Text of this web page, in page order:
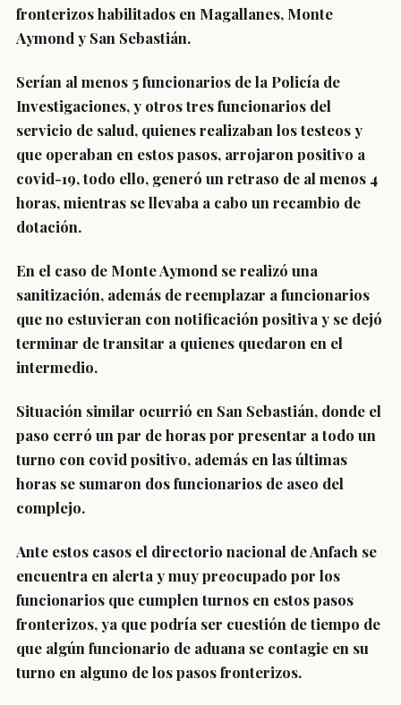
fronterizos habilitados en Magallanes, Monte
Aymond y San Sebastián.
Serían al menos 5 funcionarios de la Policía de
Investigaciones, y otros tres funcionarios del
servicio de salud, quienes realizaban los testeos y
que operaban en estos pasos, arrojaron positivo a
covid-19, todo ello, generó un retraso de al menos 4
horas, mientras se llevaba a cabo un recambio de
dotación.
En el caso de Monte Aymond se realizó una
sanitización, además de reemplazar a funcionarios
que no estuvieran con notificación positiva y se dejó
terminar de transitar a quienes quedaron en el
intermedio.
Situación similar ocurrió en San Sebastián, donde el
paso cerró un par de horas por presentar a todo un
turno con covid positivo, además en las últimas
horas se sumaron dos funcionarios de aseo del
complejo.
Ante estos casos el directorio nacional de Anfach se
encuentra en alerta y muy preocupado por los
funcionarios que cumplen turnos en estos pasos
fronterizos, ya que podría ser cuestión de tiempo de
que algún funcionario de aduana se contagie en su
turno en alguno de los pasos fronterizos.